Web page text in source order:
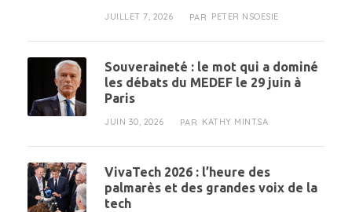
JUILLET 7, 2026 PAR PETER NSOESIE
Souveraineté : le mot qui a dominé
les débats du MEDEF le 29 juin à
Paris
JUIN 30, 2026 PAR KATHY MINTSA
VivaTech 2026 : l’heure des
palmarès et des grandes voix de la
tech